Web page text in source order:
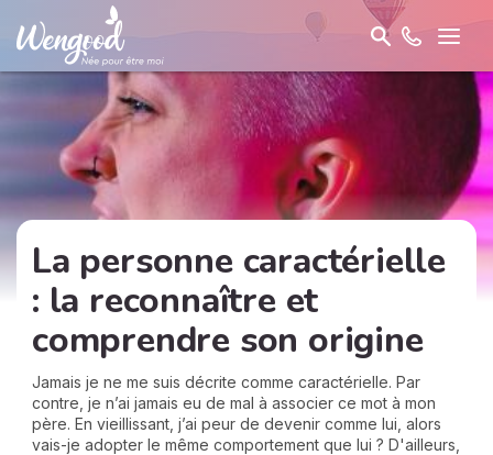
La personne caractérielle
: la reconnaître et
comprendre son origine
Jamais je ne me suis décrite comme caractérielle. Par
contre, je n’ai jamais eu de mal à associer ce mot à mon
père. En vieillissant, j’ai peur de devenir comme lui, alors
vais-je adopter le même comportement que lui ? D'ailleurs,